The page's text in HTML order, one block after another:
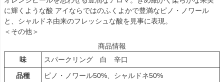
に輝くような酸 アイならではのふくよかで豊満なピノ・ノワール
と、シャルドネ由来のフレッシュな酸を見事に表現。
＜その他＞
商品情報
味
スパークリング 白 辛口
品種
ピノ・ノワール50%、シャルドネ50%